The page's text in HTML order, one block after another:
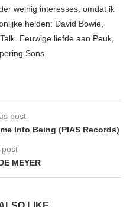
weinig interesses, omdat ik
helden: David Bowie,
Eeuwige liefde aan Peuk,
Sons.
post
Into Being (PIAS Records)
post
MEYER